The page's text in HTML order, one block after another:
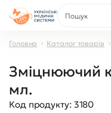
Головна Каталог товарів
Зміцнюючий
мл.
Код продукту: 3180